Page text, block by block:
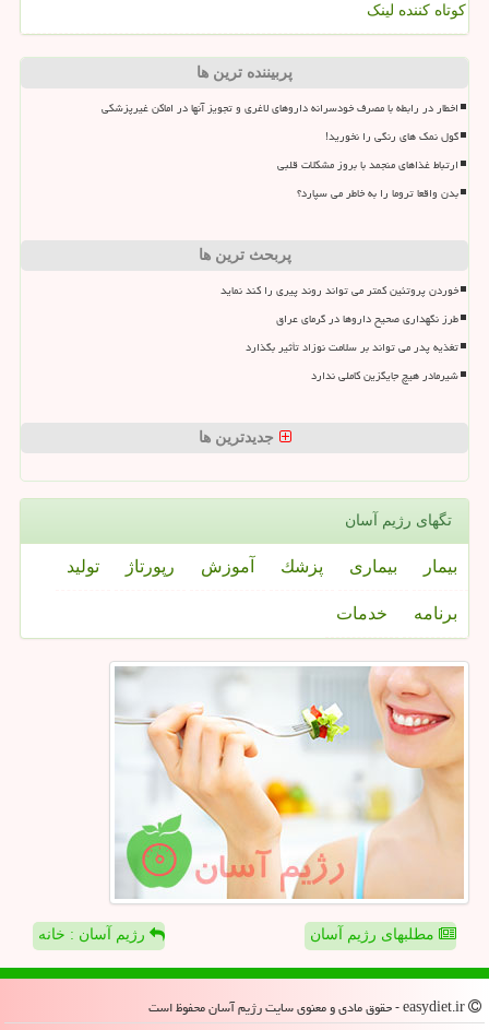
کوتاه کننده لینک
پربیننده ترین ها
اخطار در رابطه با مصرف خودسرانه داروهای لاغری و تجویز آنها در اماکن غیرپزشکی
گول نمک های رنگی را نخورید!
ارتباط غذاهای منجمد با بروز مشکلات قلبی
بدن واقعا تروما را به خاطر می سپارد؟
پربحث ترین ها
خوردن پروتئین کمتر می تواند روند پیری را کند نماید
طرز نگهداری صحیح داروها در گرمای عراق
تغذیه پدر می تواند بر سلامت نوزاد تأثیر بگذارد
شیرمادر هیچ جایگزین کاملی ندارد
جدیدترین ها
تگهای رژیم آسان
بیمار بیماری پزشك آموزش رپورتاژ تولید
برنامه خدمات
مطلبهای رژیم آسان رژیم آسان : خانه